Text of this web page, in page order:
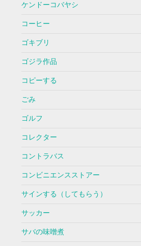
ケンドーコバヤシ
コーヒー
ゴキブリ
ゴジラ作品
コピーする
ごみ
ゴルフ
コレクター
コントラバス
コンビニエンスストアー
サインする（してもらう）
サッカー
サバの味噌煮